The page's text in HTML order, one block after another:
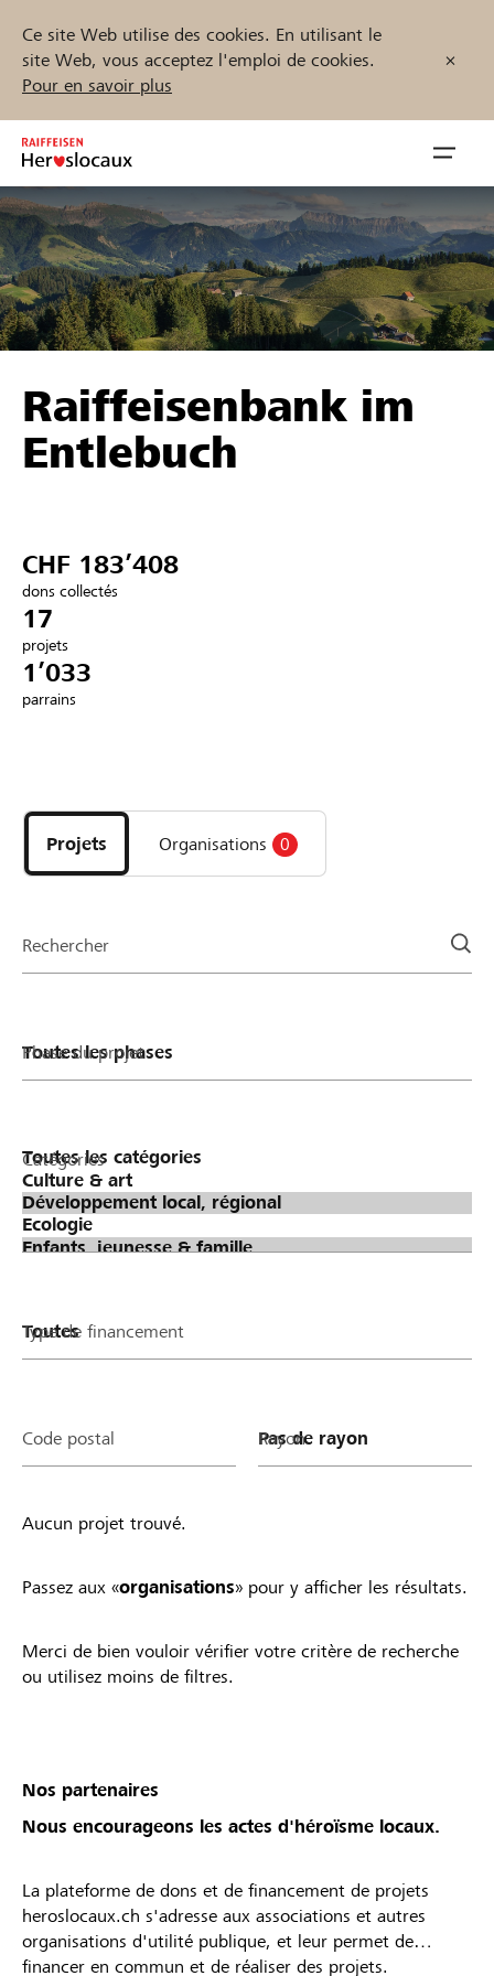
Ce site Web utilise des cookies. En utilisant le
site Web, vous acceptez l'emploi de cookies.
Pour en savoir plus
Inhalt
springen
öffnen
Parrainer
Soutien & assistance
Se connecter
Trouvez des projets et des organisations
Démarrez maintenant
DE FR IT
Raiffeisenbank im
Entlebuch
CHF 183’408
dons collectés
17
projets
1’033
parrains
les
projets
et
la
Projets Organisations 0
Rechercher
Phase du projet
Catégories
Type de financement
Code postal Rayon
Aucun projet trouvé.
Passez aux «organisations» pour y afficher les résultats.
Merci de bien vouloir vérifier votre critère de recherche
ou utilisez moins de filtres.
Nos partenaires
Nous encourageons les actes d'héroïsme locaux.
La plateforme de dons et de financement de projets
heroslocaux.ch s'adresse aux associations et autres
organisations d'utilité publique, et leur permet de
financer en commun et de réaliser des projets.